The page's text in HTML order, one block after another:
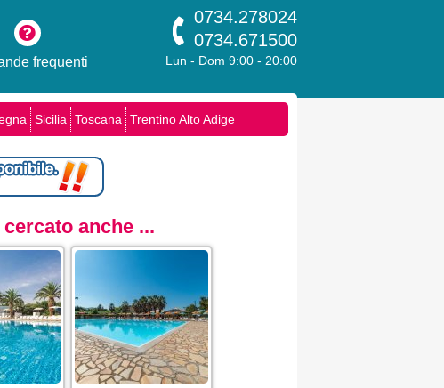
frequenti
0734.278024
0734.671500
Lun - Dom 9:00 - 20:00
Sicilia Toscana Trentino Alto Adige
anche ...